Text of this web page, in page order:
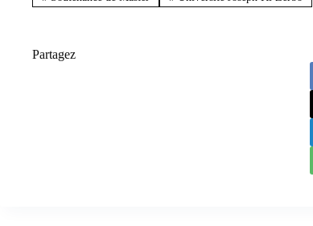
Partagez